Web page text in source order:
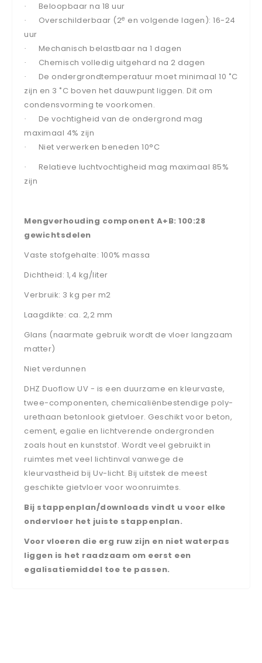
· Beloopbaar na 18 uur
· Overschilderbaar (2e en volgende lagen): 16-24
uur
· Mechanisch belastbaar na 1 dagen
· Chemisch volledig uitgehard na 2 dagen
·
De ondergrondtemperatuur moet minimaal 10 ˚C
zijn en 3 ˚C boven het dauwpunt liggen. Dit om
condensvorming te voorkomen.
·
De vochtigheid van de ondergrond mag
maximaal 4% zijn
· Niet verwerken beneden 10°C
·
Relatieve luchtvochtigheid mag maximaal 85%
zijn
Mengverhouding component A+B: 100:28
gewichtsdelen
Vaste stofgehalte: 100% massa
Dichtheid: 1,4 kg/liter
Verbruik: 3 kg per m2
Laagdikte: ca. 2,2 mm
Glans (naarmate gebruik wordt de vloer langzaam
matter)
Niet verdunnen
DHZ Duoflow UV - is een duurzame en kleurvaste,
twee-componenten, chemicaliënbestendige poly-
urethaan betonlook gietvloer. Geschikt voor beton,
cement, egalie en lichtverende ondergronden
zoals hout en kunststof. Wordt veel gebruikt in
ruimtes met veel lichtinval vanwege de
kleurvastheid bij Uv-licht. Bij uitstek de meest
geschikte gietvloer voor woonruimtes.
Bij stappenplan/downloads vindt u voor elke
ondervloer het juiste stappenplan.
Voor vloeren die erg ruw zijn en niet waterpas
liggen is het raadzaam om eerst een
egalisatiemiddel toe te passen.